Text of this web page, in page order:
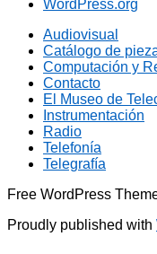
WordPress.org
Audiovisual
Catálogo de
Computación y
Contacto
El Museo de
Instrumentación
Radio
Telefonía
Telegrafía
Free WordPress
Proudly published with